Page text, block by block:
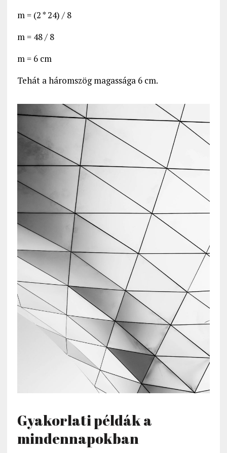
m = (2 * 24) / 8
m = 48 / 8
m = 6 cm
Tehát a háromszög magassága 6 cm.
Gyakorlati példák a
mindennapokban